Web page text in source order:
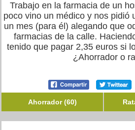
Trabajo en la farmacia de un
poco vino un médico y nos pidió
un mes (para él) alegando que
farmacias de la calle.
tenido que pagar 2,35 euros si
¿Ahorrador o
Ahorrador (60)